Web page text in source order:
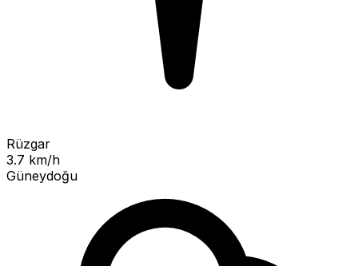
Rüzgar
3.7 km/h
Güneydoğu